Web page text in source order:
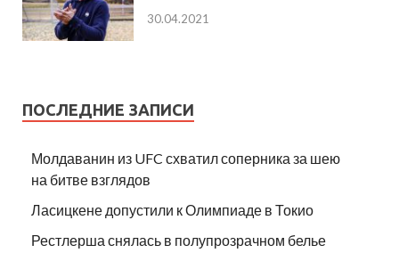
30.04.2021
ПОСЛЕДНИЕ ЗАПИСИ
Молдаванин из UFC схватил соперника за шею
на битве взглядов
Ласицкене допустили к Олимпиаде в Токио
Рестлерша снялась в полупрозрачном белье